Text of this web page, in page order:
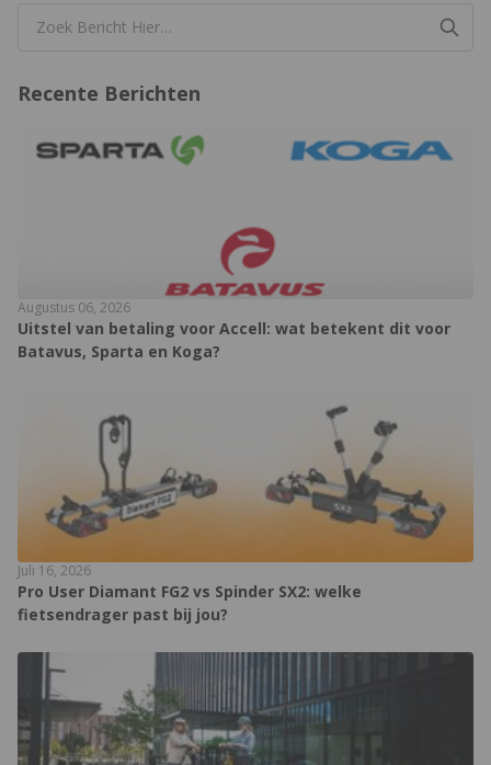
Recente Berichten
Augustus 06, 2026
Uitstel van betaling voor Accell: wat betekent dit voor
Batavus, Sparta en Koga?
Juli 16, 2026
Pro User Diamant FG2 vs Spinder SX2: welke
fietsendrager past bij jou?